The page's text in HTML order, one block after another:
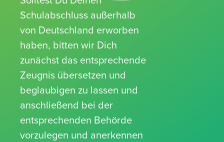
Schulabschluss außerhalb
von Deutschland erworben
haben, bitten wir Dich
zunächst das entsprechende
Zeugnis übersetzen und
beglaubigen zu lassen und
anschließend bei der
entsprechenden Behörde
vorzulegen und anerkennen